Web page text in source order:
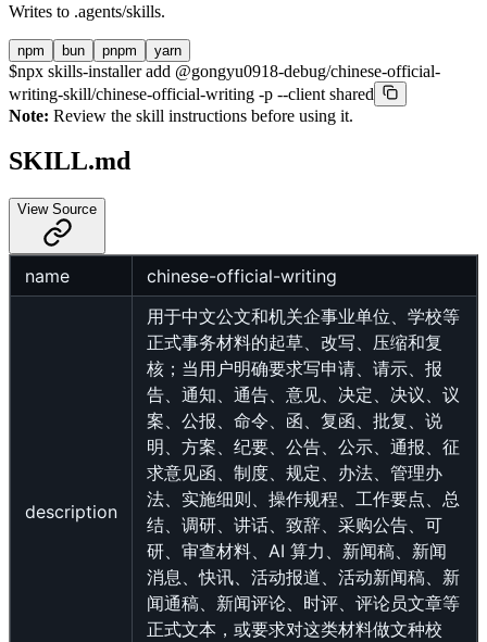
Writes to .agents/skills.
npm bun pnpm yarn
$npx skills-installer add @gongyu0918-debug/chinese-official-
writing-skill/chinese-official-writing -p --client shared
Note: Review the skill instructions before using it.
SKILL.md
View Source
name chinese-official-writing
description
用于中文公文和机关企事业单位、学校等
正式事务材料的起草、改写、压缩和复
核；当用户明确要求写申请、请示、报
告、通知、通告、意见、决定、决议、议
案、公报、命令、函、复函、批复、说
明、方案、纪要、公告、公示、通报、征
求意见函、制度、规定、办法、管理办
法、实施细则、操作规程、工作要点、总
结、调研、讲话、致辞、采购公告、可
研、审查材料、AI 算力、新闻稿、新闻
消息、快讯、活动报道、活动新闻稿、新
闻通稿、新闻评论、时评、评论员文章等
正式文本，或要求对这类材料做文种校